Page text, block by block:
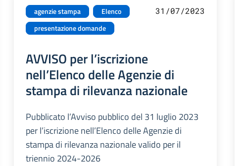
agenzie stampa
Elenco
presentazione domande
31/07/2023
AVVISO per l’iscrizione
nell’Elenco delle Agenzie di
stampa di rilevanza nazionale
Pubblicato l’Avviso pubblico del 31 luglio 2023
per l’iscrizione nell’Elenco delle Agenzie di
stampa di rilevanza nazionale valido per il
triennio 2024-2026